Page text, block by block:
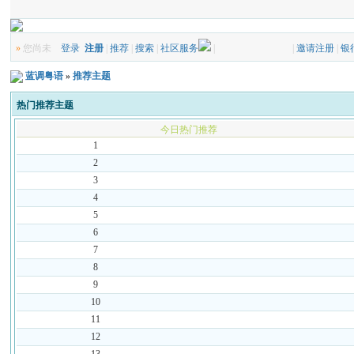
» 您尚未登录 注册 |推荐 |搜索 |社区服务 |邀请注册 |银
蓝调粤语 »推荐主题
热门推荐主题
今日热门推荐
1
2
3
4
5
6
7
8
9
10
11
12